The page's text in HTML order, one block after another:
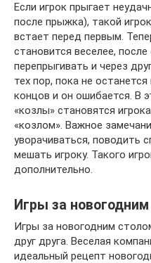
Если игрок прыгает
после прыжка), такой
встает перед первым.
становится веселее,
перепрыгивать и через
тех пор, пока не
концов и он ошибается. В
«козлы» становятся
«козлом». Важное
уворачиваться, поводить
мешать игроку. Такого
дополнительно.
Игры за
Игры за новогодним
друг друга. Веселая
идеальный рецепт